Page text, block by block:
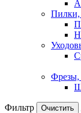
Пилки,
Фильтр